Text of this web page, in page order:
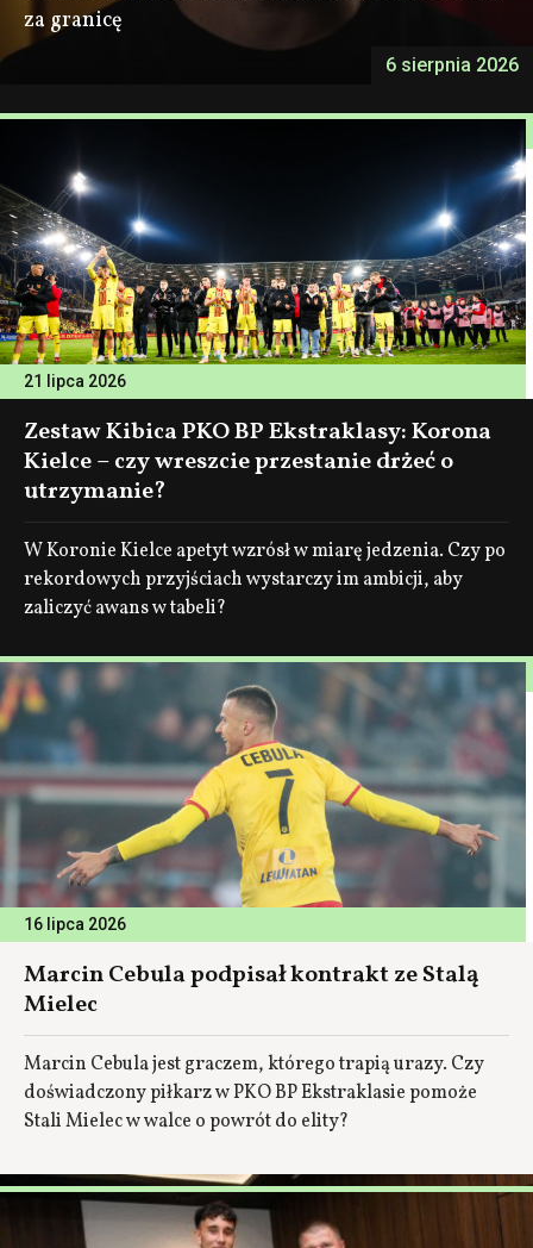
6 sierpnia 2026
za granicę
21 lipca 2026
Zestaw Kibica PKO BP Ekstraklasy: Korona
Kielce – czy wreszcie przestanie drżeć o
utrzymanie?
W Koronie Kielce apetyt wzrósł w miarę jedzenia. Czy po
rekordowych przyjściach wystarczy im ambicji, aby
zaliczyć awans w tabeli?
16 lipca 2026
Marcin Cebula podpisał kontrakt ze Stalą
Mielec
Marcin Cebula jest graczem, którego trapią urazy. Czy
doświadczony piłkarz w PKO BP Ekstraklasie pomoże
Stali Mielec w walce o powrót do elity?